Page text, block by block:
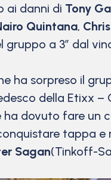
ai danni di Tony
Quintana,
a 3″ dal
ha sorpreso il
della Etixx
ha dovuto fare un
tappa
Sagan(Tinkoff-